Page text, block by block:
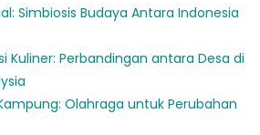
Simbiosis Budaya Antara Indonesia
Kuliner: Perbandingan antara Desa di
Olahraga untuk Perubahan